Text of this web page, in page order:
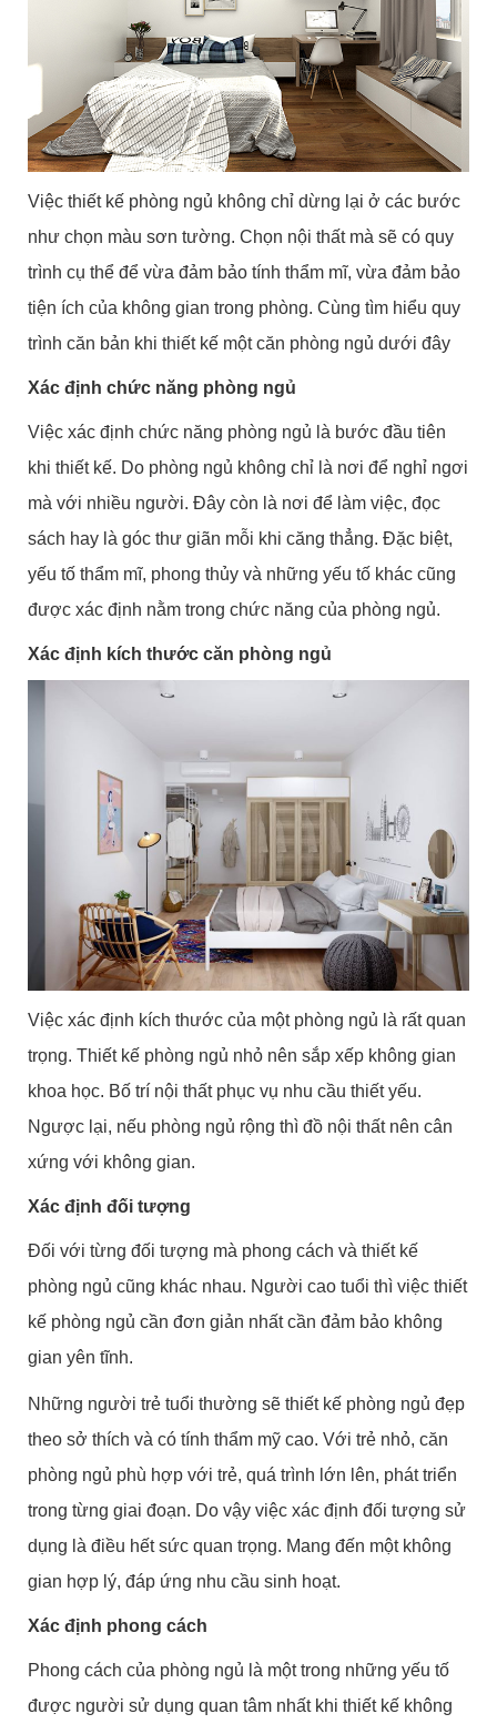
Việc thiết kế phòng ngủ không chỉ dừng lại ở các bước
như chọn màu sơn tường. Chọn nội thất mà sẽ có quy
trình cụ thể để vừa đảm bảo tính thẩm mĩ, vừa đảm bảo
tiện ích của không gian trong phòng. Cùng tìm hiểu quy
trình căn bản khi thiết kế một căn phòng ngủ dưới đây
Xác định chức năng phòng ngủ
Việc xác định chức năng phòng ngủ là bước đầu tiên
khi thiết kế. Do phòng ngủ không chỉ là nơi để nghỉ ngơi
mà với nhiều người. Đây còn là nơi để làm việc, đọc
sách hay là góc thư giãn mỗi khi căng thẳng. Đặc biệt,
yếu tố thẩm mĩ, phong thủy và những yếu tố khác cũng
được xác định nằm trong chức năng của phòng ngủ.
Xác định kích thước căn phòng ngủ
Việc xác định kích thước của một phòng ngủ là rất quan
trọng. Thiết kế phòng ngủ nhỏ nên sắp xếp không gian
khoa học. Bố trí nội thất phục vụ nhu cầu thiết yếu.
Ngược lại, nếu phòng ngủ rộng thì đồ nội thất nên cân
xứng với không gian.
Xác định đối tượng
Đối với từng đối tượng mà phong cách và thiết kế
phòng ngủ cũng khác nhau. Người cao tuổi thì việc thiết
kế phòng ngủ cần đơn giản nhất cần đảm bảo không
gian yên tĩnh.
Những người trẻ tuổi thường sẽ thiết kế phòng ngủ đẹp
theo sở thích và có tính thẩm mỹ cao. Với trẻ nhỏ, căn
phòng ngủ phù hợp với trẻ, quá trình lớn lên, phát triển
trong từng giai đoạn. Do vậy việc xác định đối tượng sử
dụng là điều hết sức quan trọng. Mang đến một không
gian hợp lý, đáp ứng nhu cầu sinh hoạt.
Xác định phong cách
Phong cách của phòng ngủ là một trong những yếu tố
được người sử dụng quan tâm nhất khi thiết kế không